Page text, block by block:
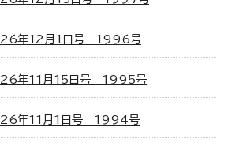
26年12月1日号 1996号
26年11月15日号 1995号
26年11月1日号 1994号